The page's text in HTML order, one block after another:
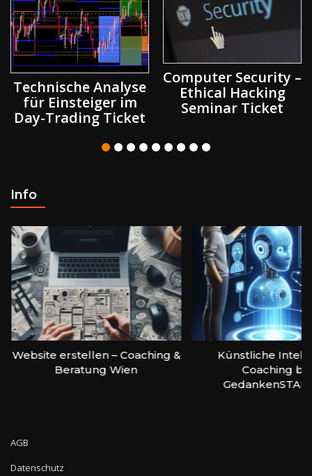
Technische Analyse
für Einsteiger im
Day-Trading Ticket
Computer Security –
Ethical Hacking
Seminar Ticket
Info
Website erstellen – Coaching &
Beratung Wien
Künstliche
Coaching bei
AGB
Datenschutz